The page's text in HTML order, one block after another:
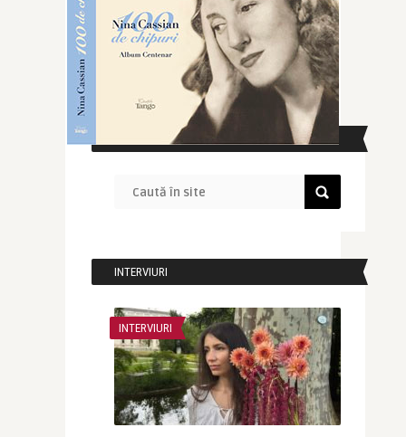
CAUTĂ ÎN SITE
INTERVIURI
INTERVIURI